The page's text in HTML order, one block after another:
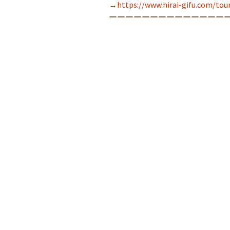
→ https://www.hirai-gifu.com/
ーーーーーーーーーーーーーー